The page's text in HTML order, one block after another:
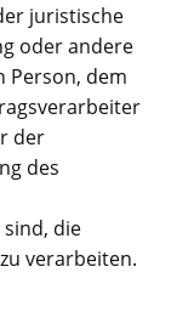
juristische
oder andere
Person, dem
der
des
die
verarbeiten.